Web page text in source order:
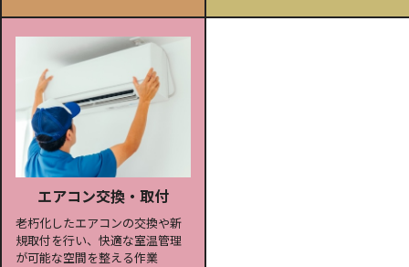
エアコン交換・取付
老朽化したエアコンの交換や新
規取付を行い、快適な室温管理
が可能な空間を整える作業